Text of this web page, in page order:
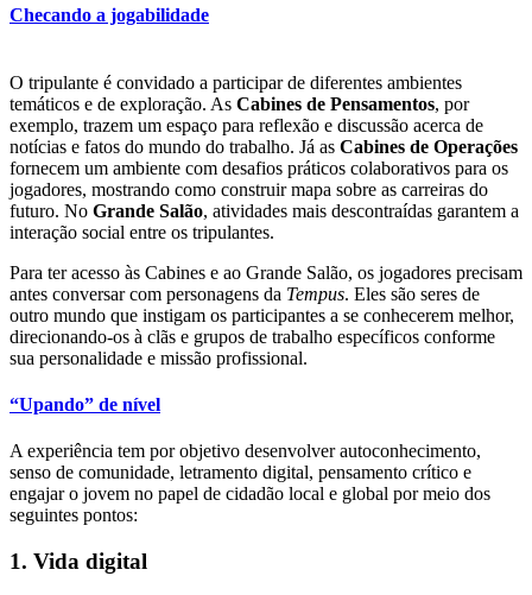
Checando a jogabilidade
O tripulante é convidado a participar de diferentes ambientes
temáticos e de exploração. As Cabines de Pensamentos, por
exemplo, trazem um espaço para reflexão e discussão acerca de
notícias e fatos do mundo do trabalho. Já as Cabines de Operações
fornecem um ambiente com desafios práticos colaborativos para os
jogadores, mostrando como construir mapa sobre as carreiras do
futuro. No Grande Salão, atividades mais descontraídas garantem a
interação social entre os tripulantes.
Para ter acesso às Cabines e ao Grande Salão, os jogadores precisam
antes conversar com personagens da Tempus. Eles são seres de
outro mundo que instigam os participantes a se conhecerem melhor,
direcionando-os à clãs e grupos de trabalho específicos conforme
sua personalidade e missão profissional.
“Upando” de nível
A experiência tem por objetivo desenvolver autoconhecimento,
senso de comunidade, letramento digital, pensamento crítico e
engajar o jovem no papel de cidadão local e global por meio dos
seguintes pontos:
1. Vida digital